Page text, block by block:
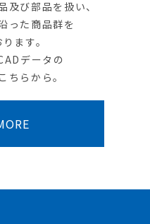
及び部品を扱い、
った商品群を
ます。
データの
ちらから。